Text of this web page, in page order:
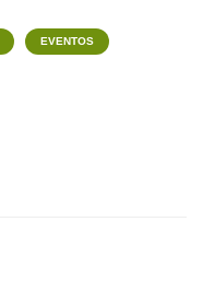
EVENTOS